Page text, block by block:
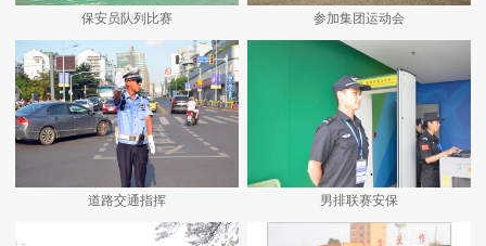
保安员队列比赛 参加集团运动会
道路交通指挥 男排联赛安保